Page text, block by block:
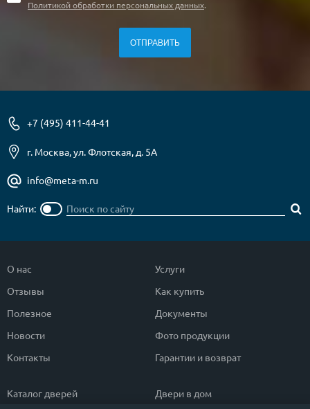
Политикой обработки персональных данных.
+7 (495) 411-44-41
г. Москва, ул. Флотская, д. 5А
info@meta-m.ru
Найти:
О нас
Отзывы
Полезное
Новости
Контакты
Услуги
Как купить
Документы
Фото продукции
Гарантии и возврат
Каталог дверей Двери в дом